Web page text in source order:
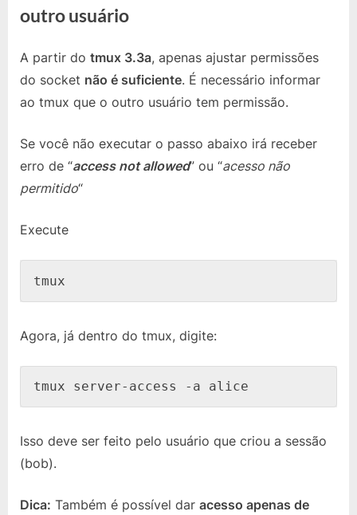
outro usuário
A partir do tmux 3.3a, apenas ajustar permissões
do socket não é suficiente. É necessário informar
ao tmux que o outro usuário tem permissão.
Se você não executar o passo abaixo irá receber
erro de “access not allowed” ou “acesso não
permitido“
Execute
tmux
Agora, já dentro do tmux, digite:
tmux server-access -a alice
Isso deve ser feito pelo usuário que criou a sessão
(bob).
Dica: Também é possível dar acesso apenas de